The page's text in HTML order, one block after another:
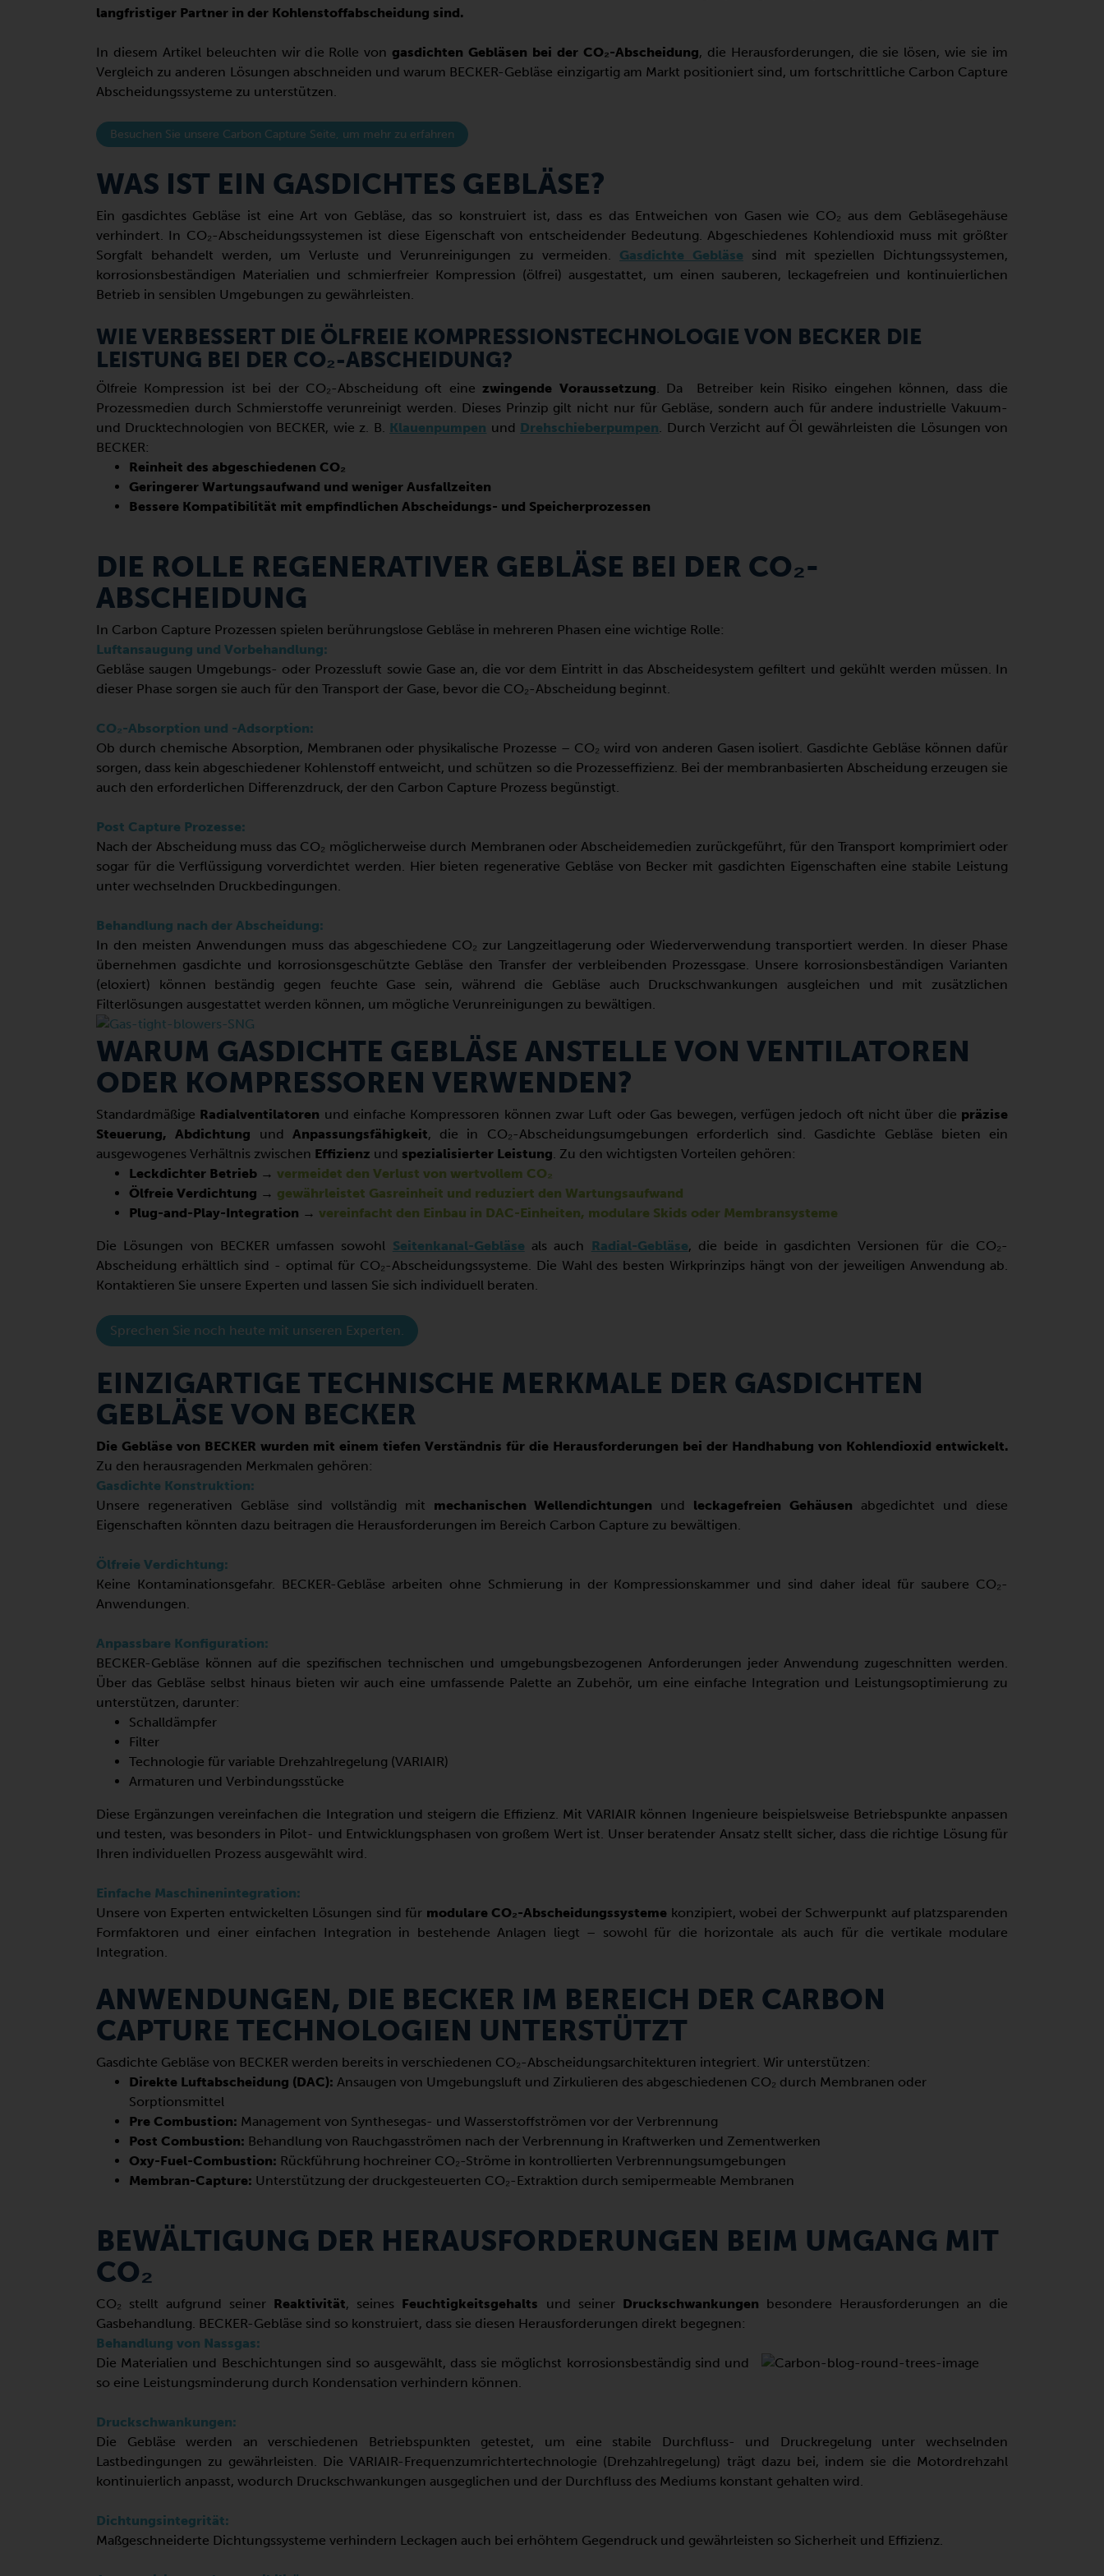
langfristiger Partner in der Kohlenstoffabscheidung sind.
In diesem Artikel beleuchten wir die Rolle von gasdichten Gebläsen bei der CO₂-Abscheidung, die Herausforderungen, die sie lösen, wie sie im
Vergleich zu anderen Lösungen abschneiden und warum BECKER-Gebläse einzigartig am Markt positioniert sind, um fortschrittliche Carbon Capture
Abscheidungssysteme zu unterstützen.
Besuchen Sie unsere Carbon Capture Seite, um mehr zu erfahren
WAS IST EIN GASDICHTES GEBLÄSE?
Ein gasdichtes Gebläse ist eine Art von Gebläse, das so konstruiert ist, dass es das Entweichen von Gasen wie CO₂ aus dem Gebläsegehäuse
verhindert. In CO₂-Abscheidungssystemen ist diese Eigenschaft von entscheidender Bedeutung. Abgeschiedenes Kohlendioxid muss mit größter
Sorgfalt behandelt werden, um Verluste und Verunreinigungen zu vermeiden. Gasdichte Gebläse sind mit speziellen Dichtungssystemen,
korrosionsbeständigen Materialien und schmierfreier Kompression (ölfrei) ausgestattet, um einen sauberen, leckagefreien und kontinuierlichen
Betrieb in sensiblen Umgebungen zu gewährleisten.
WIE VERBESSERT DIE ÖLFREIE KOMPRESSIONSTECHNOLOGIE VON BECKER DIE
LEISTUNG BEI DER CO₂-ABSCHEIDUNG?
Ölfreie Kompression ist bei der CO₂-Abscheidung oft eine zwingende Voraussetzung. Da Betreiber kein Risiko eingehen können, dass die
Prozessmedien durch Schmierstoffe verunreinigt werden. Dieses Prinzip gilt nicht nur für Gebläse, sondern auch für andere industrielle Vakuum-
und Drucktechnologien von BECKER, wie z. B. Klauenpumpen und Drehschieberpumpen. Durch Verzicht auf Öl gewährleisten die Lösungen von
BECKER:
Reinheit des abgeschiedenen CO₂
Geringerer Wartungsaufwand und weniger Ausfallzeiten
Bessere Kompatibilität mit empfindlichen Abscheidungs- und Speicherprozessen
DIE ROLLE REGENERATIVER GEBLÄSE BEI DER CO₂-
ABSCHEIDUNG
In Carbon Capture Prozessen spielen berührungslose Gebläse in mehreren Phasen eine wichtige Rolle:
Luftansaugung und Vorbehandlung:
Gebläse saugen Umgebungs- oder Prozessluft sowie Gase an, die vor dem Eintritt in das Abscheidesystem gefiltert und gekühlt werden müssen. In
dieser Phase sorgen sie auch für den Transport der Gase, bevor die CO₂-Abscheidung beginnt.
CO₂-Absorption und -Adsorption:
Ob durch chemische Absorption, Membranen oder physikalische Prozesse – CO₂ wird von anderen Gasen isoliert. Gasdichte Gebläse können dafür
sorgen, dass kein abgeschiedener Kohlenstoff entweicht, und schützen so die Prozesseffizienz. Bei der membranbasierten Abscheidung erzeugen sie
auch den erforderlichen Differenzdruck, der den Carbon Capture Prozess begünstigt.
Post Capture Prozesse:
Nach der Abscheidung muss das CO₂ möglicherweise durch Membranen oder Abscheidemedien zurückgeführt, für den Transport komprimiert oder
sogar für die Verflüssigung vorverdichtet werden. Hier bieten regenerative Gebläse von Becker mit gasdichten Eigenschaften eine stabile Leistung
unter wechselnden Druckbedingungen.
Behandlung nach der Abscheidung:
In den meisten Anwendungen muss das abgeschiedene CO₂ zur Langzeitlagerung oder Wiederverwendung transportiert werden. In dieser Phase
übernehmen gasdichte und korrosionsgeschützte Gebläse den Transfer der verbleibenden Prozessgase. Unsere korrosionsbeständigen Varianten
(eloxiert) können beständig gegen feuchte Gase sein, während die Gebläse auch Druckschwankungen ausgleichen und mit zusätzlichen
Filterlösungen ausgestattet werden können, um mögliche Verunreinigungen zu bewältigen.
WARUM GASDICHTE GEBLÄSE ANSTELLE VON VENTILATOREN
ODER KOMPRESSOREN VERWENDEN?
Standardmäßige Radialventilatoren und einfache Kompressoren können zwar Luft oder Gas bewegen, verfügen jedoch oft nicht über die präzise
Steuerung, Abdichtung und Anpassungsfähigkeit, die in CO₂-Abscheidungsumgebungen erforderlich sind. Gasdichte Gebläse bieten ein
ausgewogenes Verhältnis zwischen Effizienz und spezialisierter Leistung. Zu den wichtigsten Vorteilen gehören:
Leckdichter Betrieb → vermeidet den Verlust von wertvollem CO₂
Ölfreie Verdichtung → gewährleistet Gasreinheit und reduziert den Wartungsaufwand
Plug-and-Play-Integration → vereinfacht den Einbau in DAC-Einheiten, modulare Skids oder Membransysteme
Die Lösungen von BECKER umfassen sowohl Seitenkanal-Gebläse als auch Radial-Gebläse, die beide in gasdichten Versionen für die CO₂-
Abscheidung erhältlich sind - optimal für CO₂-Abscheidungssysteme. Die Wahl des besten Wirkprinzips hängt von der jeweiligen Anwendung ab.
Kontaktieren Sie unsere Experten und lassen Sie sich individuell beraten.
Sprechen Sie noch heute mit unseren Experten.
EINZIGARTIGE TECHNISCHE MERKMALE DER GASDICHTEN
GEBLÄSE VON BECKER
Die Gebläse von BECKER wurden mit einem tiefen Verständnis für die Herausforderungen bei der Handhabung von Kohlendioxid entwickelt.
Zu den herausragenden Merkmalen gehören:
Gasdichte Konstruktion:
Unsere regenerativen Gebläse sind vollständig mit mechanischen Wellendichtungen und leckagefreien Gehäusen abgedichtet und diese
Eigenschaften könnten dazu beitragen die Herausforderungen im Bereich Carbon Capture zu bewältigen.
Ölfreie Verdichtung:
Keine Kontaminationsgefahr. BECKER-Gebläse arbeiten ohne Schmierung in der Kompressionskammer und sind daher ideal für saubere CO₂-
Anwendungen.
Anpassbare Konfiguration:
BECKER-Gebläse können auf die spezifischen technischen und umgebungsbezogenen Anforderungen jeder Anwendung zugeschnitten werden.
Über das Gebläse selbst hinaus bieten wir auch eine umfassende Palette an Zubehör, um eine einfache Integration und Leistungsoptimierung zu
unterstützen, darunter:
Schalldämpfer
Filter
Technologie für variable Drehzahlregelung (VARIAIR)
Armaturen und Verbindungsstücke
Diese Ergänzungen vereinfachen die Integration und steigern die Effizienz. Mit VARIAIR können Ingenieure beispielsweise Betriebspunkte anpassen
und testen, was besonders in Pilot- und Entwicklungsphasen von großem Wert ist. Unser beratender Ansatz stellt sicher, dass die richtige Lösung für
Ihren individuellen Prozess ausgewählt wird.
Einfache Maschinenintegration:
Unsere von Experten entwickelten Lösungen sind für modulare CO₂-Abscheidungssysteme konzipiert, wobei der Schwerpunkt auf platzsparenden
Formfaktoren und einer einfachen Integration in bestehende Anlagen liegt – sowohl für die horizontale als auch für die vertikale modulare
Integration.
ANWENDUNGEN, DIE BECKER IM BEREICH DER CARBON
CAPTURE TECHNOLOGIEN UNTERSTÜTZT
Gasdichte Gebläse von BECKER werden bereits in verschiedenen CO₂-Abscheidungsarchitekturen integriert. Wir unterstützen:
Direkte Luftabscheidung (DAC): Ansaugen von Umgebungsluft und Zirkulieren des abgeschiedenen CO₂ durch Membranen oder
Sorptionsmittel
Pre Combustion: Management von Synthesegas- und Wasserstoffströmen vor der Verbrennung
Post Combustion: Behandlung von Rauchgasströmen nach der Verbrennung in Kraftwerken und Zementwerken
Oxy-Fuel-Combustion: Rückführung hochreiner CO₂-Ströme in kontrollierten Verbrennungsumgebungen
Membran-Capture: Unterstützung der druckgesteuerten CO₂-Extraktion durch semipermeable Membranen
BEWÄLTIGUNG DER HERAUSFORDERUNGEN BEIM UMGANG MIT
CO₂
CO₂ stellt aufgrund seiner Reaktivität, seines Feuchtigkeitsgehalts und seiner Druckschwankungen besondere Herausforderungen an die
Gasbehandlung. BECKER-Gebläse sind so konstruiert, dass sie diesen Herausforderungen direkt begegnen:
Behandlung von Nassgas:
Die Materialien und Beschichtungen sind so ausgewählt, dass sie möglichst korrosionsbeständig sind und
so eine Leistungsminderung durch Kondensation verhindern können.
Druckschwankungen:
Die Gebläse werden an verschiedenen Betriebspunkten getestet, um eine stabile Durchfluss- und Druckregelung unter wechselnden
Lastbedingungen zu gewährleisten. Die VARIAIR-Frequenzumrichtertechnologie (Drehzahlregelung) trägt dazu bei, indem sie die Motordrehzahl
kontinuierlich anpasst, wodurch Druckschwankungen ausgeglichen und der Durchfluss des Mediums konstant gehalten wird.
Dichtungsintegrität:
Maßgeschneiderte Dichtungssysteme verhindern Leckagen auch bei erhöhtem Gegendruck und gewährleisten so Sicherheit und Effizienz.